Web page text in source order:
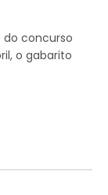
do concurso
o gabarito